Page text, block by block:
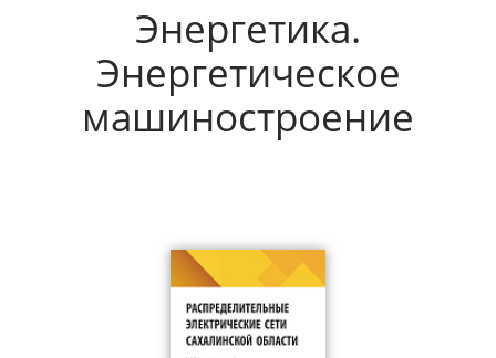
Энергетика.
Энергетическое
машиностроение